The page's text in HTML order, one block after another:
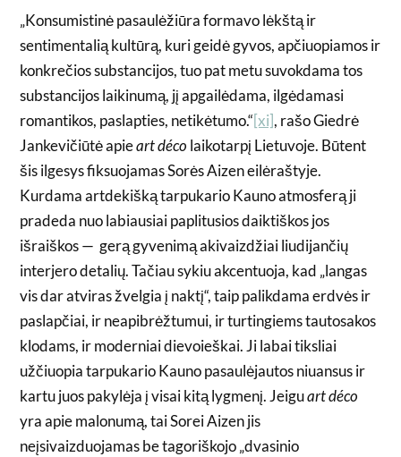
„Konsumistinė pasaulėžiūra formavo lėkštą ir
sentimentalią kultūrą, kuri geidė gyvos, apčiuopiamos ir
konkrečios substancijos, tuo pat metu suvokdama tos
substancijos laikinumą, jį apgailėdama, ilgėdamasi
romantikos, paslapties, netikėtumo.“[xi], rašo Giedrė
Jankevičiūtė apieart déco laikotarpį Lietuvoje. Būtent
šis ilgesys fiksuojamas Sorės Aizen eilėraštyje.
Kurdama artdekišką tarpukario Kauno atmosferą ji
pradeda nuo labiausiai paplitusios daiktiškos jos
išraiškos — gerą gyvenimą akivaizdžiai liudijančių
interjero detalių. Tačiau sykiu akcentuoja, kad „langas
vis dar atviras žvelgia į naktį“, taip palikdama erdvės ir
paslapčiai, ir neapibrėžtumui, ir turtingiems tautosakos
klodams, ir moderniai dievoieškai. Ji labai tiksliai
užčiuopia tarpukario Kauno pasaulėjautos niuansus ir
kartu juos pakylėja į visai kitą lygmenį. Jeiguart déco
yra apie malonumą, tai Sorei Aizen jis
neįsivaizduojamas be tagoriškojo „dvasinio